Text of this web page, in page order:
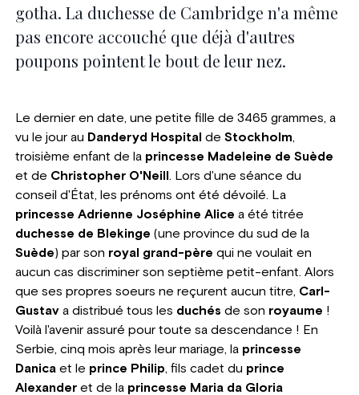
gotha. La duchesse de Cambridge n'a même
pas encore accouché que déjà d'autres
poupons pointent le bout de leur nez.
Le dernier en date, une petite fille de 3465 grammes, a
vu le jour au Danderyd Hospital de Stockholm,
troisième enfant de la princesse Madeleine de Suède
et de Christopher O'Neill . Lors d'une séance du
conseil d'État, les prénoms ont été dévoilé. La
princesse Adrienne Joséphine Alice a été titrée
duchesse de Blekinge (une province du sud de la
Suède) par son royal grand-père qui ne voulait en
aucun cas discriminer son septième petit-enfant. Alors
que ses propres soeurs ne reçurent aucun titre, Carl-
Gustava distribué tous les duchés de son royaume !
Voilà l'avenir assuré pour toute sa descendance ! En
Serbie, cinq mois après leur mariage, la princesse
Danicaet le prince Philip, fils cadet du prince
Alexanderet de la princesse Maria da Gloria